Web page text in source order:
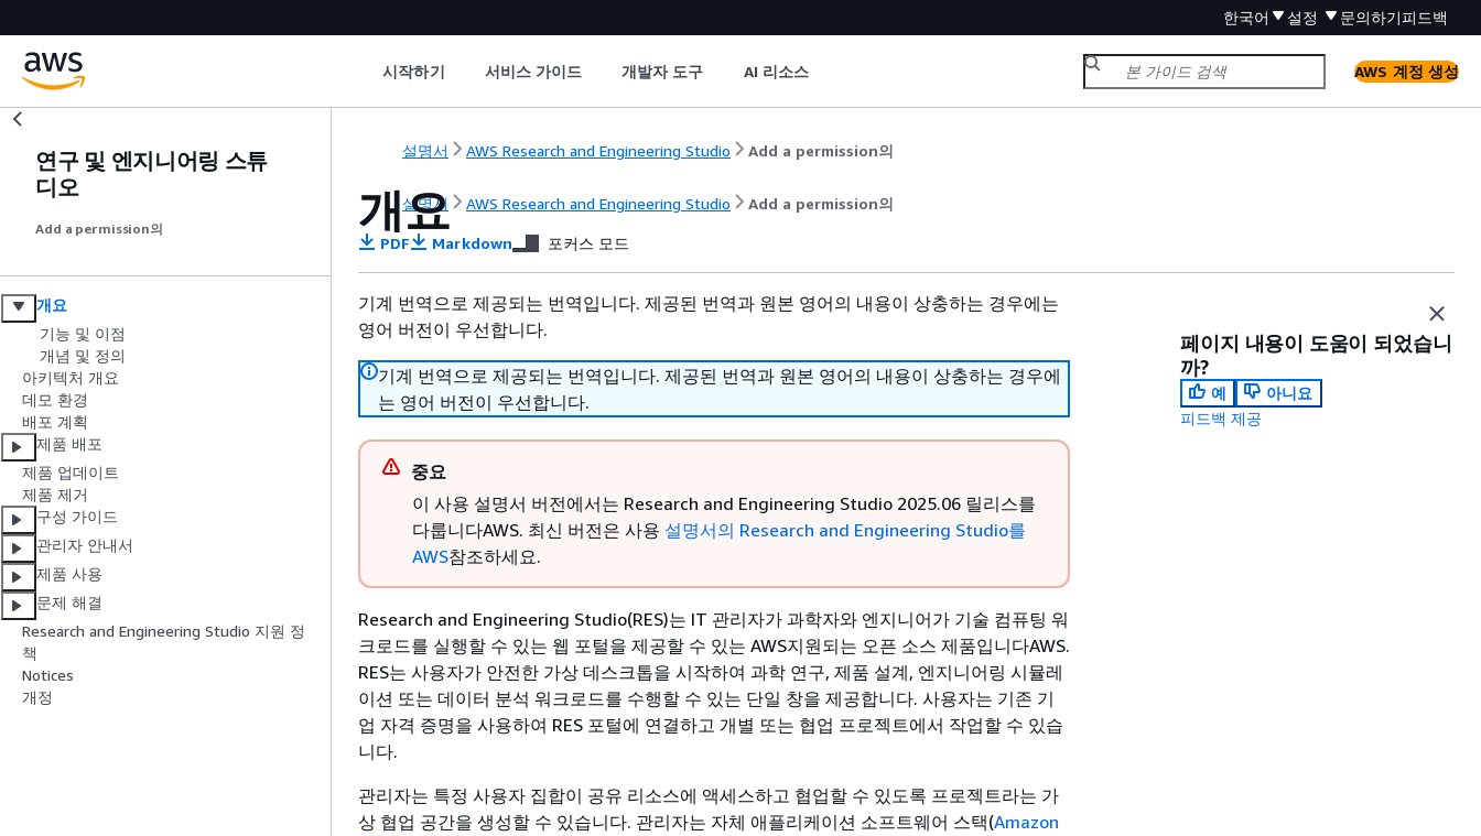
한국어 설정 문의하기피드백
시작하기 서비스 가이드 개발자 도구 AI 리소스 AWS 계정 생성
연구 및 엔지니어링 스튜
디오
Add a permission의
개요
기능 및 이점
개념 및 정의
아키텍처 개요
데모 환경
배포 계획
제품 배포
제품 업데이트
제품 제거
구성 가이드
관리자 안내서
제품 사용
문제 해결
Research and Engineering Studio 지원 정
책
Notices
개정
설명서 AWS Research and Engineering Studio Add a permission의
설명서 AWS Research and Engineering Studio Add a permission의
개요
PDF Markdown 포커스 모드
기계 번역으로 제공되는 번역입니다. 제공된 번역과 원본 영어의 내용이 상충하는 경우에는
영어 버전이 우선합니다.
기계 번역으로 제공되는 번역입니다. 제공된 번역과 원본 영어의 내용이 상충하는 경우에
는 영어 버전이 우선합니다.
중요
이 사용 설명서 버전에서는 Research and Engineering Studio 2025.06 릴리스를
다룹니다AWS. 최신 버전은 사용 설명서의 Research and Engineering Studio를
AWS참조하세요.
Research and Engineering Studio(RES)는 IT 관리자가 과학자와 엔지니어가 기술 컴퓨팅 워
크로드를 실행할 수 있는 웹 포털을 제공할 수 있는 AWS지원되는 오픈 소스 제품입니다AWS.
RES는 사용자가 안전한 가상 데스크톱을 시작하여 과학 연구, 제품 설계, 엔지니어링 시뮬레
이션 또는 데이터 분석 워크로드를 수행할 수 있는 단일 창을 제공합니다. 사용자는 기존 기
업 자격 증명을 사용하여 RES 포털에 연결하고 개별 또는 협업 프로젝트에서 작업할 수 있습
니다.
관리자는 특정 사용자 집합이 공유 리소스에 액세스하고 협업할 수 있도록 프로젝트라는 가
상 협업 공간을 생성할 수 있습니다. 관리자는 자체 애플리케이션 소프트웨어 스택(Amazon
페이지 내용이 도움이 되었습니
까?
예
아니요
피드백 제공